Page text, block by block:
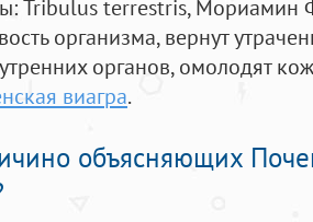
Tribulus terrestris, Мориамин
организма, вернут
органов, омолодят
виагра.
объясняющих